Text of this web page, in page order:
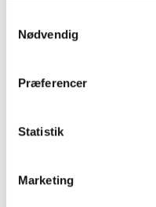
Nødvendig
Præferencer
Statistik
Marketing